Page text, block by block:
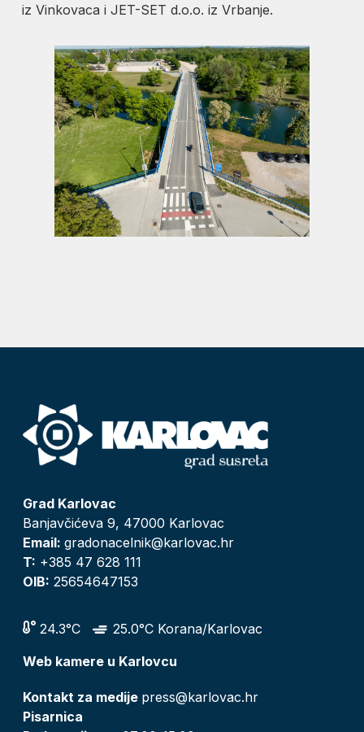
iz Vinkovaca i JET-SET d.o.o. iz Vrbanje.
Grad Karlovac
Banjavčićeva 9, 47000 Karlovac
Email: gradonacelnik@karlovac.hr
T: +385 47 628 111
OIB: 25654647153
24.3°C
25.0°C Korana/Karlovac
Web kamere u Karlovcu
Kontakt za medije press@karlovac.hr
Pisarnica